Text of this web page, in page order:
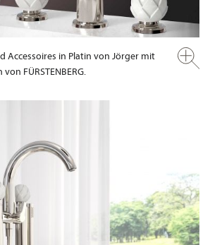
Accessoires in Platin von Jörger mit
FÜRSTENBERG.